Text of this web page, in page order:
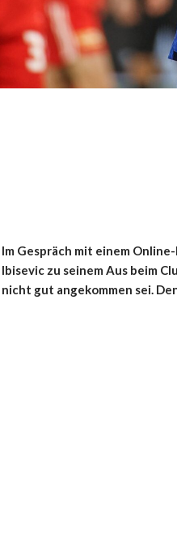
Im Gespräch mit einem
Ibisevic zu seinem Aus beim
nicht gut angekommen sei.